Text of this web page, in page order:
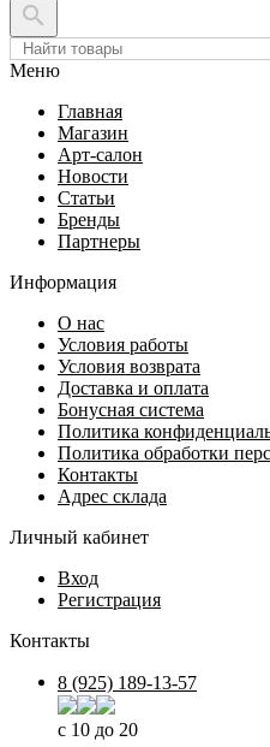

Меню
Главная
Магазин
Арт-салон
Новости
Статьи
Бренды
Партнеры
Информация
О нас
Условия работы
Условия возврата
Доставка и оплата
Бонусная система
Политика
Политика обработки
Контакты
Адрес склада
Личный кабинет
Вход
Регистрация
Контакты
8 (925) 189-13-57
с 10 до 20